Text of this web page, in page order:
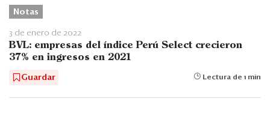
Notas
3 de enero de 2022
BVL: empresas del índice Perú Select crecieron
37% en ingresos en 2021
Guardar Lectura de 1 min